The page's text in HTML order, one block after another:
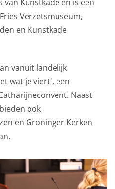
van Kunstkade en is een
Verzetsmuseum,
en Kunstkade
vanuit landelijk
wat je viert', een
Naast
ook
en Groninger Kerken
voor personalisatie,
advertenties
persoonlijke interesses.
van YouTube,
je filmpjes en informatie
social media. Stelt
advertenties.
met derde partijen, om